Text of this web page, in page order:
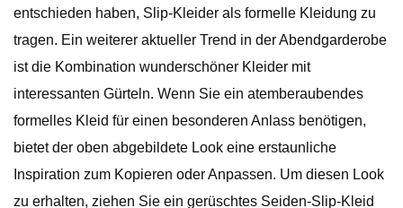
entschieden haben, Slip-Kleider als formelle Kleidung zu
tragen. Ein weiterer aktueller Trend in der Abendgarderobe
ist die Kombination wunderschöner Kleider mit
interessanten Gürteln. Wenn Sie ein atemberaubendes
formelles Kleid für einen besonderen Anlass benötigen,
bietet der oben abgebildete Look eine erstaunliche
Inspiration zum Kopieren oder Anpassen. Um diesen Look
zu erhalten, ziehen Sie ein gerüschtes Seiden-Slip-Kleid